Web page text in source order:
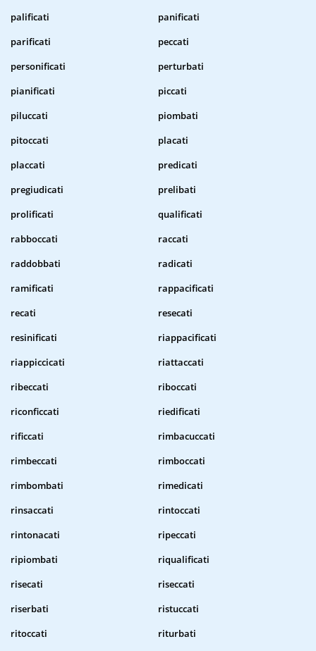
palificati
panificati
parificati
peccati
personificati
perturbati
pianificati
piccati
piluccati
piombati
pitoccati
placati
placcati
predicati
pregiudicati
prelibati
prolificati
qualificati
rabboccati
raccati
raddobbati
radicati
ramificati
rappacificati
recati
resecati
resinificati
riappacificati
riappiccicati
riattaccati
ribeccati
riboccati
riconficcati
riedificati
rificcati
rimbacuccati
rimbeccati
rimboccati
rimbombati
rimedicati
rinsaccati
rintoccati
rintonacati
ripeccati
ripiombati
riqualificati
risecati
riseccati
riserbati
ristuccati
ritoccati
riturbati